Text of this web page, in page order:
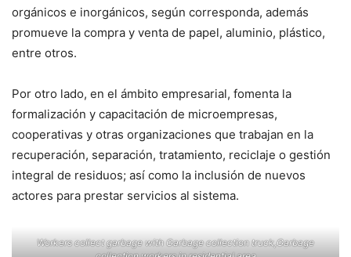
orgánicos e inorgánicos, según corresponda, además
promueve la compra y venta de papel, aluminio, plástico,
entre otros.
Por otro lado, en el ámbito empresarial, fomenta la
formalización y capacitación de microempresas,
cooperativas y otras organizaciones que trabajan en la
recuperación, separación, tratamiento, reciclaje o gestión
integral de residuos; así como la inclusión de nuevos
actores para prestar servicios al sistema.
Workers collect garbage with Garbage collection truck,Garbage